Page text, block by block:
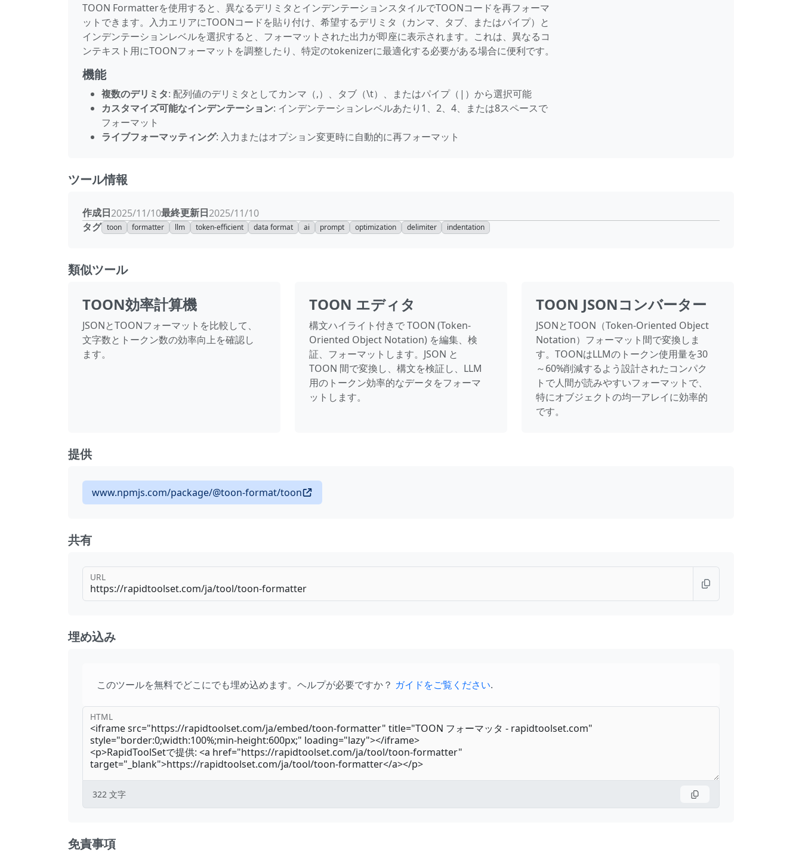
TOON Formatterを使用すると、異なるデリミタとインデンテーションスタイルでTOONコードを再フォーマ
ットできます。入力エリアにTOONコードを貼り付け、希望するデリミタ（カンマ、タブ、またはパイプ）と
インデンテーションレベルを選択すると、フォーマットされた出力が即座に表示されます。これは、異なるコ
ンテキスト用にTOONフォーマットを調整したり、特定のtokenizerに最適化する必要がある場合に便利です。
機能
複数のデリミタ: 配列値のデリミタとしてカンマ（,）、タブ（\t）、またはパイプ（|）から選択可能
カスタマイズ可能なインデンテーション: インデンテーションレベルあたり1、2、4、または8スペースで
フォーマット
ライブフォーマッティング: 入力またはオプション変更時に自動的に再フォーマット
ツール情報
作成日2025/11/10最終更新日2025/11/10
タグ toon formatter llm token-efficient data format ai prompt optimization delimiter indentation
類似ツール
TOON効率計算機
JSONとTOONフォーマットを比較して、
文字数とトークン数の効率向上を確認し
ます。
TOON エディタ
構文ハイライト付きで TOON (Token-
Oriented Object Notation) を編集、検
証、フォーマットします。JSON と
TOON 間で変換し、構文を検証し、LLM
用のトークン効率的なデータをフォーマ
ットします。
TOON JSONコンバーター
JSONとTOON（Token-Oriented Object
Notation）フォーマット間で変換しま
す。TOONはLLMのトークン使用量を30
～60%削減するよう設計されたコンパク
トで人間が読みやすいフォーマットで、
特にオブジェクトの均一アレイに効率的
です。
提供
www.npmjs.com/package/@toon-format/toon
共有
URL
埋め込み
このツールを無料でどこにでも埋め込めます。ヘルプが必要ですか？ ガイドをご覧ください.
HTML
322 文字
免責事項